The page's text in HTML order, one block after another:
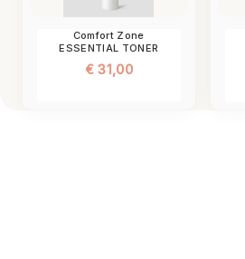
Comfort Zone
ESSENTIAL TONER
€31,00